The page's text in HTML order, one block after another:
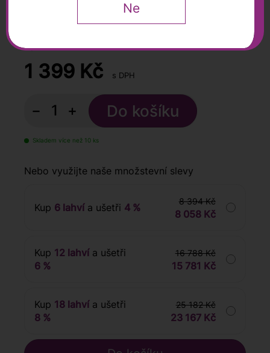
94 / 100
0,75 l
1 399 Kč s DPH
− +
Skladem více než 10 ks
Nebo využijte naše množstevní slevy
Kup 6 lahvía ušetři 4 %
8 394 Kč
8 058 Kč
Kup 12 lahvía ušetři
6 %
16 788 Kč
15 781 Kč
Kup 18 lahvía ušetři
8 %
25 182 Kč
23 167 Kč
Ne